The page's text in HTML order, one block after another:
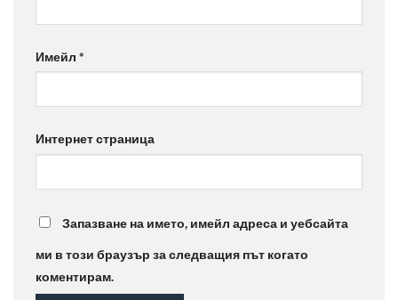
Имейл *
Интернет страница
Запазване на името, имейл адреса и уебсайта
ми в този браузър за следващия път когато
коментирам.